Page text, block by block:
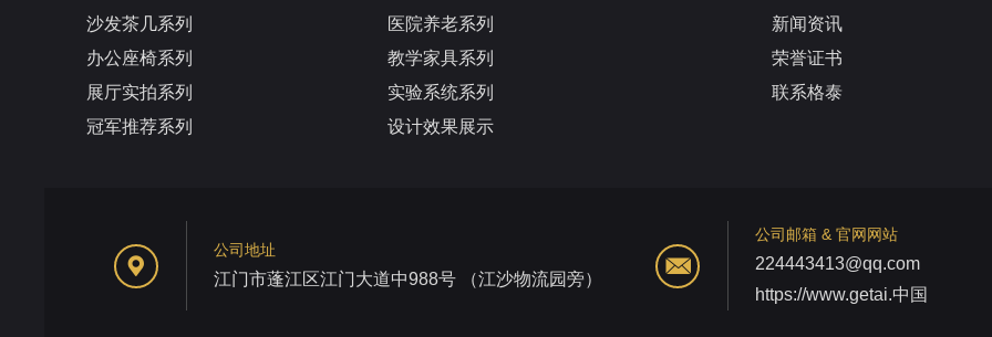
沙发茶几系列
办公座椅系列
展厅实拍系列
冠军推荐系列
医院养老系列
教学家具系列
实验系统系列
设计效果展示
新闻资讯
荣誉证书
联系格泰
公司地址
江门市蓬江区江门大道中988号 （江沙物流园旁）
公司邮箱 & 官网网站
224443413@qq.com
https://www.getai.中国